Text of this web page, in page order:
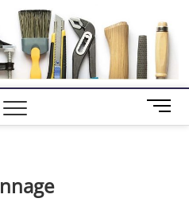
M
e